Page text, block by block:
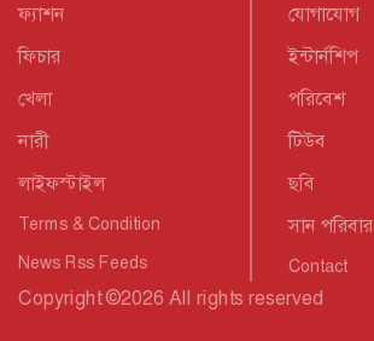
ফ্যাশন
ফিচার
খেলা
নারী
লাইফস্টাইল
Terms & Condition
News Rss Feeds
যোগাযোগ
ইন্টার্নশিপ
পরিবেশ
টিউব
ছবি
সান পরিবার
Contact
Copyright©2026 All rights reserved